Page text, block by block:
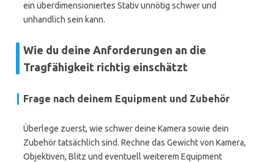
ein überdimensioniertes Stativ unnötig schwer und
unhandlich sein kann.
Wie du deine Anforderungen an die
Tragfähigkeit richtig einschätzt
Frage nach deinem Equipment und Zubehör
Überlege zuerst, wie schwer deine Kamera sowie dein
Zubehör tatsächlich sind. Rechne das Gewicht von Kamera,
Objektiven, Blitz und eventuell weiterem Equipment